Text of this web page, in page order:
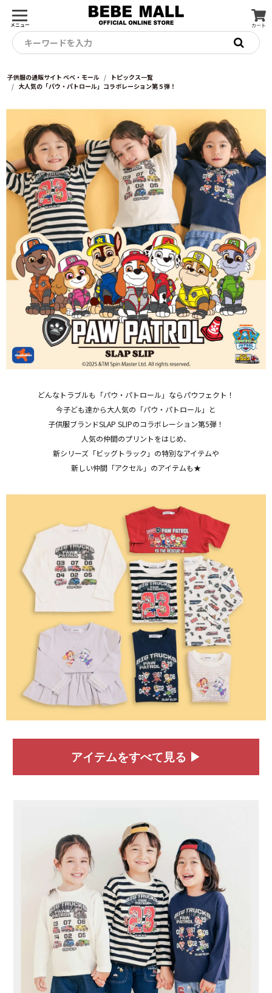
メニュー カート
キーワードを入力
子供服の通販サイト ベベ・モール
トピックス一覧
大人気の「パウ・パトロール」コラボレーション第５弾！
どんなトラブルも「パウ・パトロール」ならパウフェクト！
今子ども達から大人気の「パウ・パトロール」と
子供服ブランドSLAP SLIPのコラボレーション第5弾！
人気の仲間のプリントをはじめ、
新シリーズ「ビッグトラック」の特別なアイテムや
新しい仲間「アクセル」のアイテムも★
アイテムをすべて見る ▶